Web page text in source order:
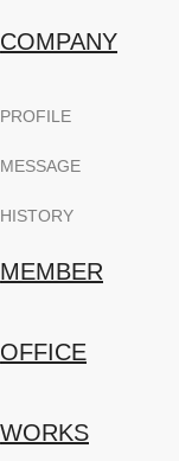
COMPANY
PROFILE
MESSAGE
HISTORY
MEMBER
OFFICE
WORKS